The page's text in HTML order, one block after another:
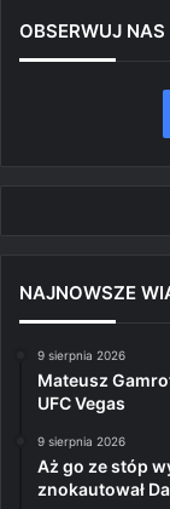
OBSERWUJ NAS
NAJNOWSZE
9 sierpnia 2026
Mateusz
UFC Vegas
9 sierpnia 2026
Aż go ze stóp
znokautował